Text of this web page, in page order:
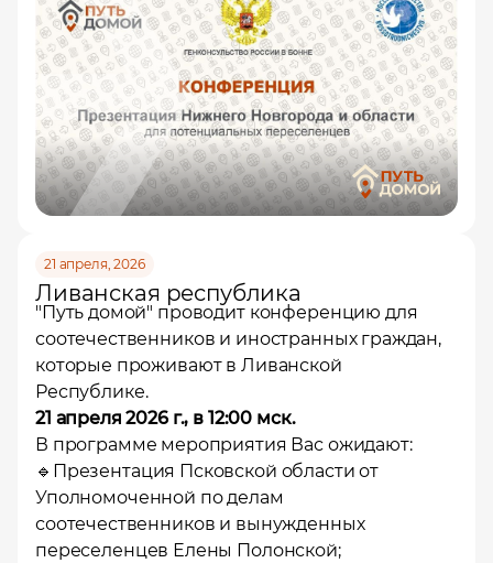
21 апреля, 2026
Ливанская республика
"Путь домой" проводит конференцию для
соотечественников и иностранных граждан,
которые проживают в Ливанской
Республике.
21 апреля 2026 г., в 12:00 мск.
В программе мероприятия Вас ожидают:
🔹Презентация Псковской области от
Уполномоченной по делам
соотечественников и вынужденных
переселенцев Елены Полонской;